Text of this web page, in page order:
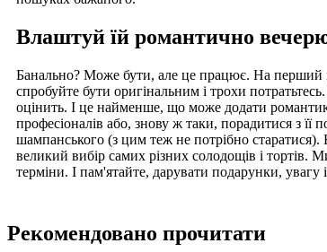
Влаштуй їй романтично
Банально? Може бути, але це працює. На перший
спробуйте бути оригінальним і трохи
оцінить. І це найменше, що може додати
професіоналів або, знову ж таки, порадитися з її
шампанського (з цим теж не потрібно
великий вибір самих різних солодощів і тортів.
терміни. І пам'ятайте, дарувати подарунки, увагу
Рекомендовано прочитати